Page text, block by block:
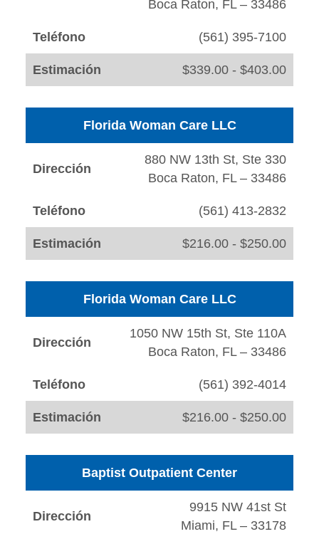
Boca Raton, FL – 33486
Teléfono (561) 395-7100
Estimación $339.00 - $403.00
Florida Woman Care LLC
Dirección
880 NW 13th St, Ste 330
Boca Raton, FL – 33486
Teléfono (561) 413-2832
Estimación $216.00 - $250.00
Florida Woman Care LLC
Dirección
1050 NW 15th St, Ste 110A
Boca Raton, FL – 33486
Teléfono (561) 392-4014
Estimación $216.00 - $250.00
Baptist Outpatient Center
Dirección
9915 NW 41st St
Miami, FL – 33178